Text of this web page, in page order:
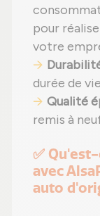
pour
votre
durée de
Qualité
remis à
✅
avec
auto